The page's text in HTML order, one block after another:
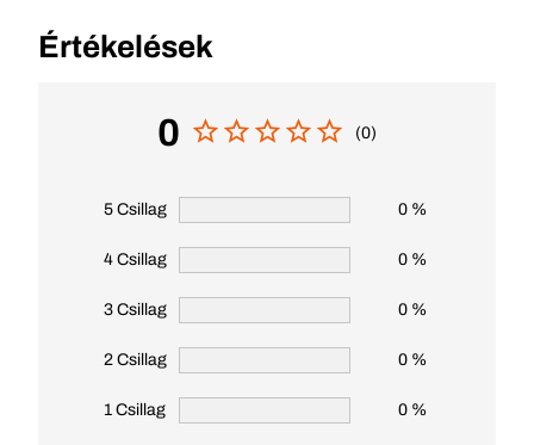
Értékelések
0 (0)
5 Csillag 0 %
4 Csillag 0 %
3 Csillag 0 %
2 Csillag 0 %
1 Csillag 0 %